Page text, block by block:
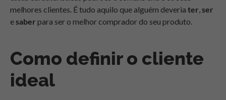
melhores clientes. É tudo aquilo que alguém deveria ter,ser
esaber para ser o melhor comprador do seu produto.
Como definir o cliente
ideal